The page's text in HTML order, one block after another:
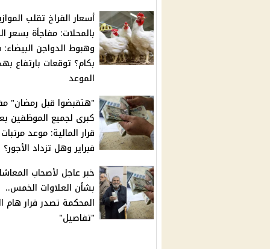
أسعار الفراخ تقلب
بالمحلات: مفاجأة بسعر
وهبوط الدواجن
بكام؟ توقعات بارتفاع
الموعد
"هتقبضوا قبل رمضان"
كبرى لجميع الموظفين
قرار المالية: موعد مرتبات
فبراير وهل تزداد الأجور؟
خبر عاجل لأصحاب
بشأن العلاوات الخمس..
المحكمة تصدر قرار هام
"تفاصيل"